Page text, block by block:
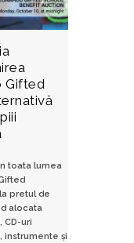
Gifted
toata lumea
pretul de
alocata
CD-uri
instrumente și